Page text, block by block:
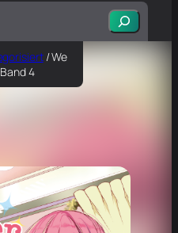
Suchen
/ We
4